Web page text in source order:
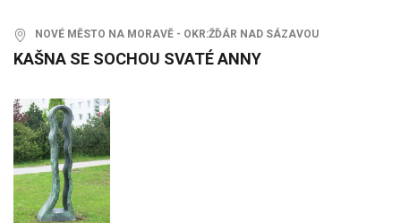
NOVÉ MĚSTO NA MORAVĚ - OKR:ŽĎÁR NAD SÁZAVOU
KAŠNA SE SOCHOU SVATÉ ANNY